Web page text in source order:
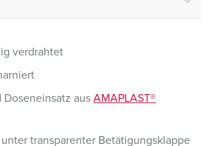
verdrahtet
Doseneinsatz aus AMAPLAST®
transparenter Betätigungsklappe